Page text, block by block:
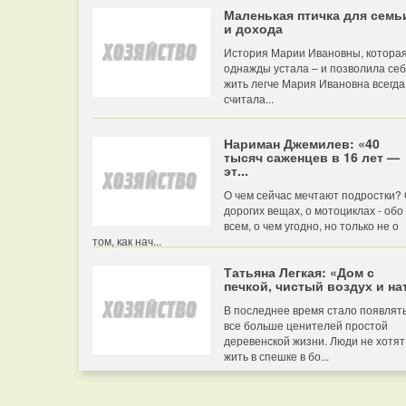
Маленькая птичка для
и дохода
История Марии Ивановны, которая
однажды устала – и позволила
жить легче Мария Ивановна всегда
считала...
Нариман Джемилев: «40
тысяч саженцев в 16 лет —
эт...
О чем сейчас мечтают подростки?
дорогих вещах, о мотоциклах - обо
всем, о чем угодно, но только не о
том, как нач...
Татьяна Легкая: «Дом с
печкой, чистый воздух и
В последнее время стало
все больше ценителей простой
деревенской жизни. Люди не хотят
жить в спешке в бо...